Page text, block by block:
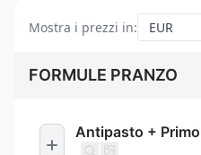
Mostra i prezzi in:
FORMULE PRANZO
Antipasto +